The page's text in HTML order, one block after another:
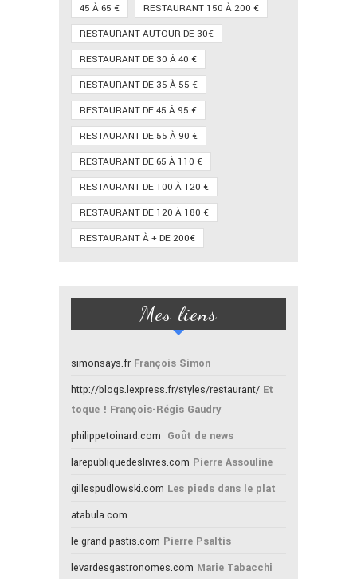
45 À 65 €
RESTAURANT 150 À 200 €
RESTAURANT AUTOUR DE 30€
RESTAURANT DE 30 À 40 €
RESTAURANT DE 35 À 55 €
RESTAURANT DE 45 À 95 €
RESTAURANT DE 55 À 90 €
RESTAURANT DE 65 À 110 €
RESTAURANT DE 100 À 120 €
RESTAURANT DE 120 À 180 €
RESTAURANT À + DE 200€
Mes liens
simonsays.fr François Simon
http://blogs.lexpress.fr/styles/restaurant/ Et
toque ! François-Régis Gaudry
philippetoinard.com Goût de news
larepubliquedeslivres.com Pierre Assouline
gillespudlowski.com Les pieds dans le plat
atabula.com
le-grand-pastis.com Pierre Psaltis
levardesgastronomes.com Marie Tabacchi